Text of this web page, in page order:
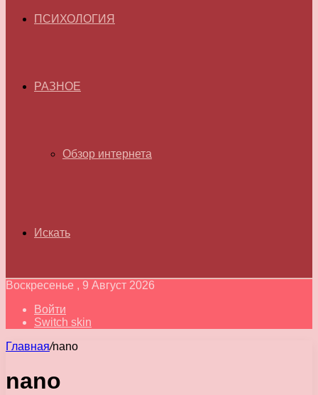
ПСИХОЛОГИЯ
РАЗНОЕ
Обзор интернета
Искать
Воскресенье , 9 Август 2026
Войти
Switch skin
Главная/nano
nano